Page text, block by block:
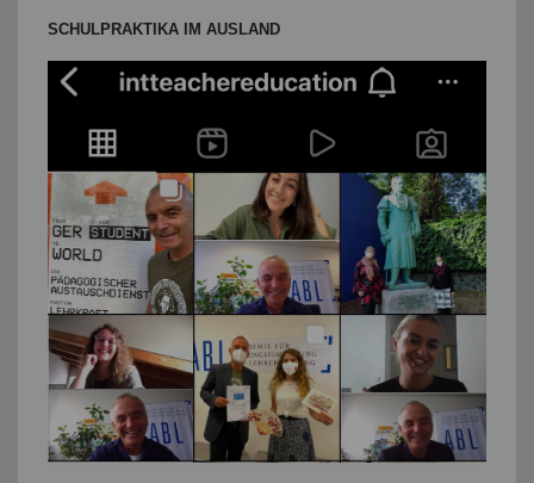
SCHULPRAKTIKA IM AUSLAND